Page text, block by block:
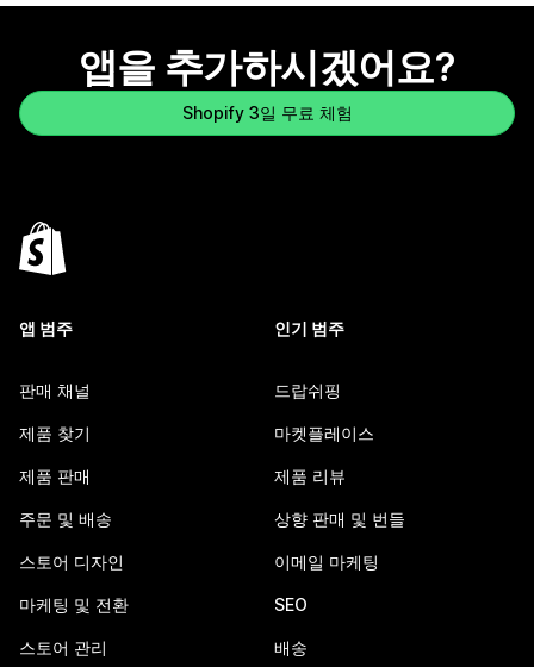
앱을 추가하시겠어요?
Shopify 3일 무료 체험
앱 범주
판매 채널
제품 찾기
제품 판매
주문 및 배송
스토어 디자인
마케팅 및 전환
스토어 관리
인기 범주
드랍쉬핑
마켓플레이스
제품 리뷰
상향 판매 및 번들
이메일 마케팅
SEO
배송